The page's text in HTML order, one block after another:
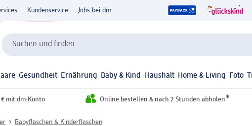
Kundenservice Jobs bei dm
Suchen und finden
Gesundheit Ernährung Baby & Kind Haushalt Home & Living Foto
€ mit dm-Konto Online bestellen & nach 2 Stunden abholen*
Babyflaschen & Kinderflaschen